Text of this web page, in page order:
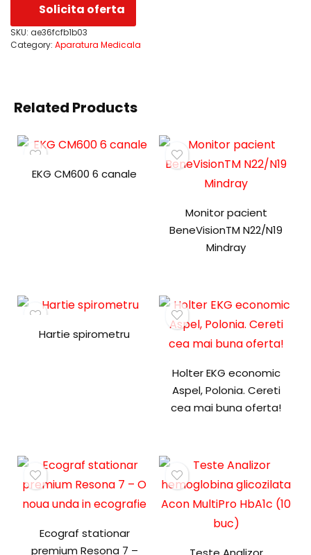
Solicita oferta
SKU: ae36fcfb1b03
Category: Aparatura Medicala
Related Products
EKG CM600 6 canale
Monitor pacient
BeneVisionTM N22/N19
Mindray
Hartie spirometru
Holter EKG economic
Aspel, Polonia. Cereti
cea mai buna oferta!
Ecograf stationar
premium Resona 7 –